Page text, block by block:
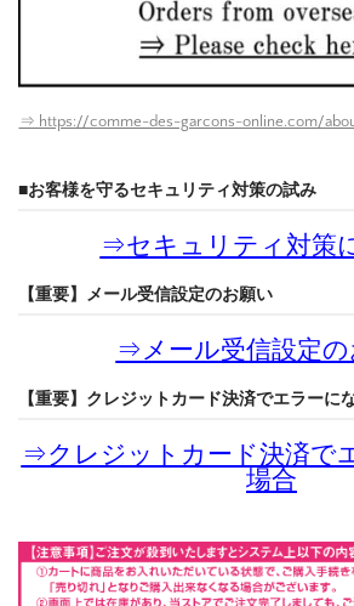
⇒ https://comme-des-garcons-online.com/
■お客様を守るセキュリティ対策の試み
⇒セキュリティ対策
【重要】メール受信設定のお願い
⇒メール受信設定
【重要】クレジットカード決済でエラーに
⇒クレジットカード決済で
場合